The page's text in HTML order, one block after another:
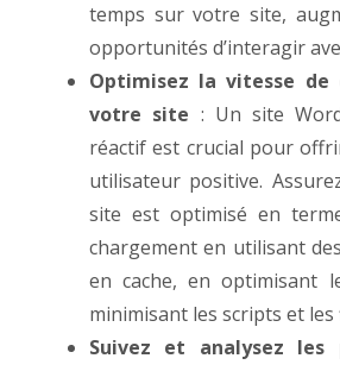
temps sur votre site,
opportunités d’interagir
Optimisez la vitesse de
votre site : Un site
réactif est crucial pour
utilisateur positive.
site est optimisé en
chargement en utilisant
en cache, en optimisant
minimisant les scripts et les
Suivez et analysez les